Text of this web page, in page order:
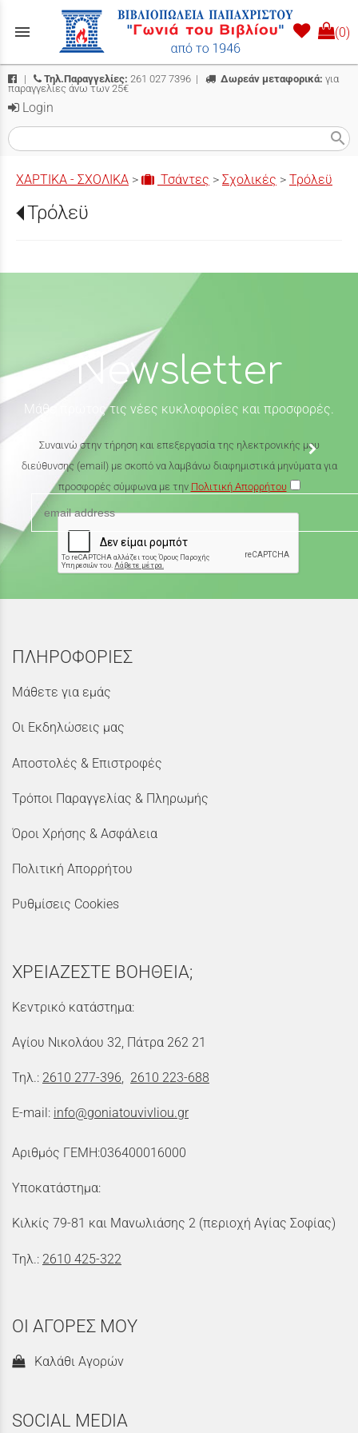
menu (0)
| Τηλ.Παραγγελίες: 261 027 7396 | Δωρεάν μεταφορικά: για
παραγγελίες άνω των 25€
Login
search
ΧΑΡΤΙΚΑ - ΣΧΟΛΙΚΑ > Τσάντες > Σχολικές > Τρόλεϋ
Τρόλεϋ
Newsletter
Μάθε πρώτος τις νέες κυκλοφορίες και προσφορές.
Συναινώ στην τήρηση και επεξεργασία της ηλεκτρονικής μου
διεύθυνσης (email) με σκοπό να λαμβάνω διαφημιστικά μηνύματα για
προσφορές σύμφωνα με την Πολιτική Απορρήτου
ΠΛΗΡΟΦΟΡΙΕΣ
Μάθετε για εμάς
Οι Εκδηλώσεις μας
Αποστολές & Επιστροφές
Τρόποι Παραγγελίας & Πληρωμής
Όροι Χρήσης & Ασφάλεια
Πολιτική Απορρήτου
Ρυθμίσεις Cookies
ΧΡΕΙΑΖΕΣΤΕ ΒΟΗΘΕΙΑ;
Κεντρικό κατάστημα:
Αγίου Νικολάου 32, Πάτρα 262 21
Τηλ.: 2610 277-396, 2610 223-688
E-mail: info@goniatouvivliou.gr
Αριθμός ΓΕΜΗ:036400016000
Υποκατάστημα:
Κιλκίς 79-81 και Μανωλιάσης 2 (περιοχή Αγίας Σοφίας)
Τηλ.: 2610 425-322
ΟΙ ΑΓΟΡΕΣ ΜΟΥ
Καλάθι Αγορών
SOCIAL MEDIA